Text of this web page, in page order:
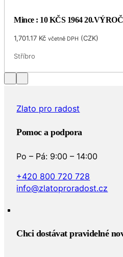
Mince : 10 KČS 1964
1,701.17 Kč včetně DPH (CZK)
Stříbro
Zlato pro radost
Pomoc a podpora
Po – Pá: 9:00 – 14:00
+420 800 720 728
info@zlatoproradost.cz
Chci dostávat pravidelné